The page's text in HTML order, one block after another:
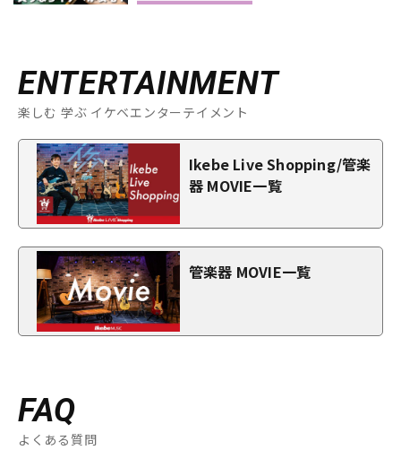
ENTERTAINMENT
楽しむ 学ぶ イケベエンターテイメント
Ikebe Live Shopping/管楽
器 MOVIE一覧
管楽器 MOVIE一覧
FAQ
よくある質問